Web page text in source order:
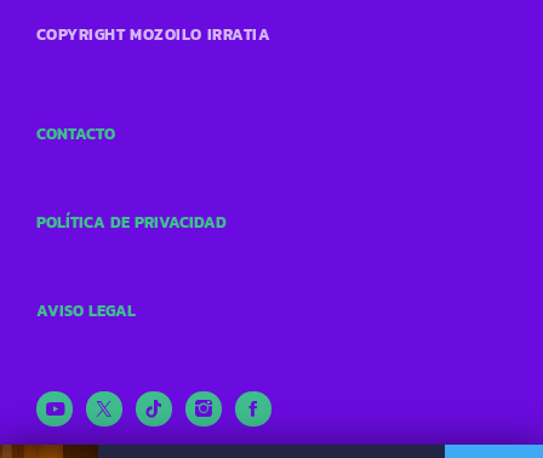
COPYRIGHT MOZOILO IRRATIA
CONTACTO
POLÍTICA DE PRIVACIDAD
AVISO LEGAL